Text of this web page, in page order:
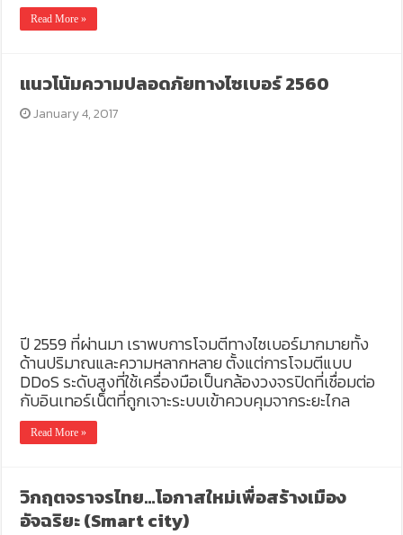
Read More »
แนวโน้มความปลอดภัยทางไซเบอร์ 2560
January 4, 2017
ปี 2559 ที่ผ่านมา เราพบการโจมตีทางไซเบอร์มากมายทั้ง
ด้านปริมาณและความหลากหลาย ตั้งแต่การโจมตีแบบ
DDoS ระดับสูงที่ใช้เครื่องมือเป็นกล้องวงจรปิดที่เชื่อมต่อ
กับอินเทอร์เน็ตที่ถูกเจาะระบบเข้าควบคุมจากระยะไกล
Read More »
วิกฤตจราจรไทย…โอกาสใหม่เพื่อสร้างเมือง
อัจฉริยะ (Smart city)